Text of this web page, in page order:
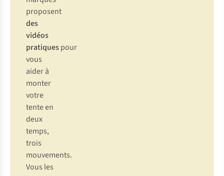
proposent
des
vidéos
pratiquespour
vous
aider à
monter
votre
tente en
deux
temps,
trois
mouvements.
Vous les